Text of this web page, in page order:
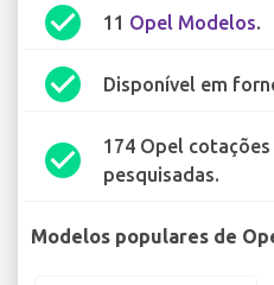
check_circle 11 Opel Modelos.
check_circle Disponível em
check_circle
174 Opel
pesquisadas.
Modelos populares de